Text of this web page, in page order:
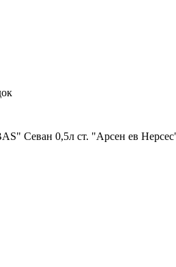
Севан 0,5л ст. "Арсен ев